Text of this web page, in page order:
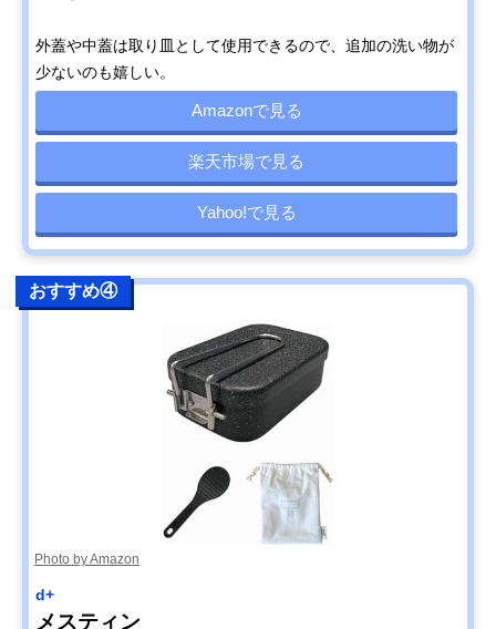
外蓋や中蓋は取り皿として使用できるので、追加の洗い物が
少ないのも嬉しい。
Amazonで見る
楽天市場で見る
Yahoo!で見る
おすすめ④
Photo by Amazon
d+
メスティン